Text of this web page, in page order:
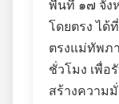
พื้นที่ ๑๗ จัง
โดยตรง ได้
ตรงแม่ทัพภ
ชั่วโมง เพื่อ
สร้างความ